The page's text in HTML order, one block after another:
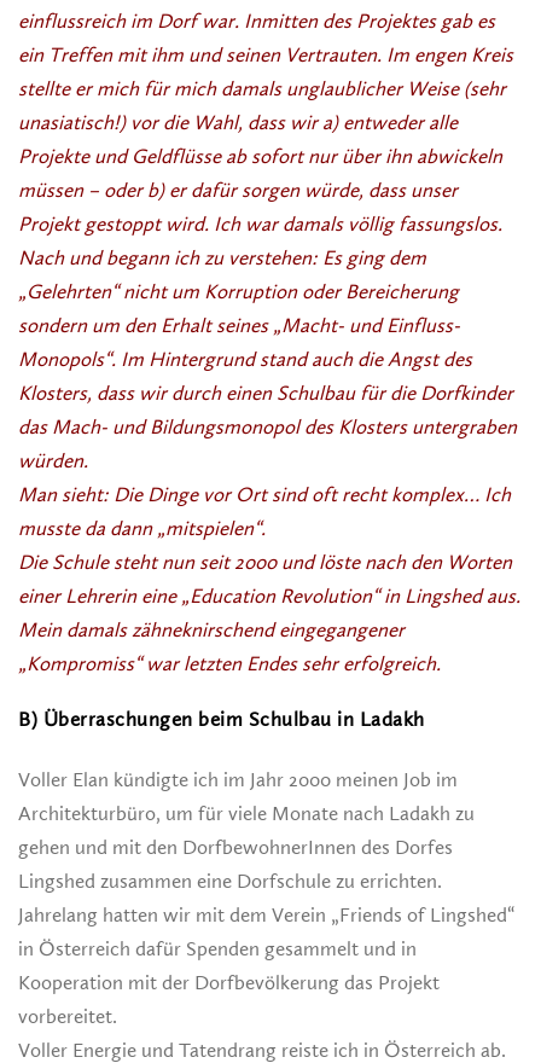
einflussreich im Dorf war. Inmitten des Projektes gab es
ein Treffen mit ihm und seinen Vertrauten. Im engen Kreis
stellte er mich für mich damals unglaublicher Weise (sehr
unasiatisch!) vor die Wahl, dass wir a) entweder alle
Projekte und Geldflüsse ab sofort nur über ihn abwickeln
müssen – oder b) er dafür sorgen würde, dass unser
Projekt gestoppt wird. Ich war damals völlig fassungslos.
Nach und begann ich zu verstehen: Es ging dem
„Gelehrten“ nicht um Korruption oder Bereicherung
sondern um den Erhalt seines „Macht- und Einfluss-
Monopols“. Im Hintergrund stand auch die Angst des
Klosters, dass wir durch einen Schulbau für die Dorfkinder
das Mach- und Bildungsmonopol des Klosters untergraben
würden.
Man sieht: Die Dinge vor Ort sind oft recht komplex… Ich
musste da dann „mitspielen“.
Die Schule steht nun seit 2000 und löste nach den Worten
einer Lehrerin eine „Education Revolution“ in Lingshed aus.
Mein damals zähneknirschend eingegangener
„Kompromiss“ war letzten Endes sehr erfolgreich.
B) Überraschungen beim Schulbau in Ladakh
Voller Elan kündigte ich im Jahr 2000 meinen Job im
Architekturbüro, um für viele Monate nach Ladakh zu
gehen und mit den DorfbewohnerInnen des Dorfes
Lingshed zusammen eine Dorfschule zu errichten.
Jahrelang hatten wir mit dem Verein „Friends of Lingshed“
in Österreich dafür Spenden gesammelt und in
Kooperation mit der Dorfbevölkerung das Projekt
vorbereitet.
Voller Energie und Tatendrang reiste ich in Österreich ab.